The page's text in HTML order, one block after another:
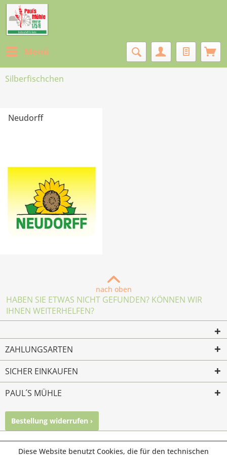
Menü
Silberfischchen
Neudorff
nach oben
HABEN SIE ETWAS NICHT GEFUNDEN? KÖNNEN WIR
IHNEN WEITERHELFEN?
ZAHLUNGSARTEN
SICHER EINKAUFEN
PAUL´S MÜHLE
Bestellung widerrufen ›
© Paul's Mühle | Inhaber: Christof Paul e.K. | Westring 2 |
Diese Website benutzt Cookies, die für den technischen